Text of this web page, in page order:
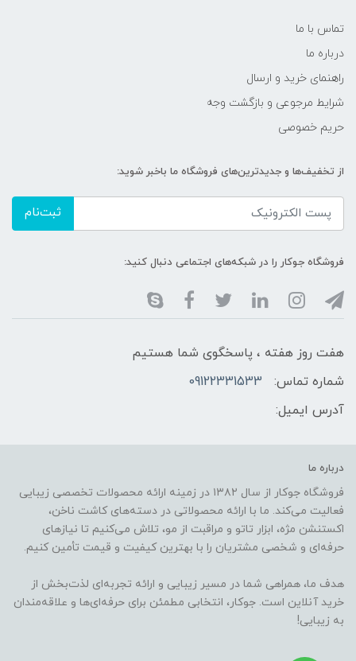
تماس با ما
درباره ما
راهنمای خرید و ارسال
شرایط مرجوعی و بازگشت وجه
حریم خصوصی
از تخفیف‌ها و جدیدترین‌های فروشگاه ما باخبر شوید:
ثبت‌نام
فروشگاه جوکار را در شبکه‌های اجتماعی دنبال کنید:
هفت روز هفته ، پاسخگوی شما هستیم
شماره تماس:
09122331533
آدرس ایمیل:
درباره ما
فروشگاه جوکار از سال ۱۳۸۲ در زمینه ارائه محصولات تخصصی زیبایی
فعالیت می‌کند. ما با ارائه محصولاتی در دسته‌های کاشت ناخن،
اکستنشن مژه، ابزار تاتو و مراقبت از مو، تلاش می‌کنیم تا نیازهای
حرفه‌ای و شخصی مشتریان را با بهترین کیفیت و قیمت تأمین کنیم.
هدف ما، همراهی شما در مسیر زیبایی و ارائه تجربه‌ای لذت‌بخش از
خرید آنلاین است. جوکار، انتخابی مطمئن برای حرفه‌ای‌ها و علاقه‌مندان
به زیبایی!